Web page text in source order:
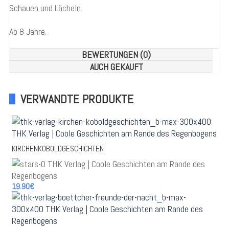
Schauen und Lächeln.
Ab 8 Jahre.
BEWERTUNGEN (0)
AUCH GEKAUFT
VERWANDTE PRODUKTE
KIRCHENKOBOLDGESCHICHTEN
19.90€